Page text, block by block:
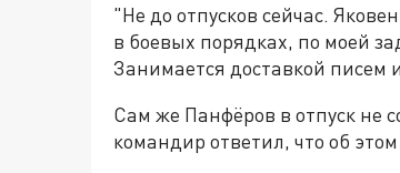
"Не до отпусков сейчас.
в боевых порядках, по моей
Занимается доставкой писем
Сам же Панфёров в отпуск не
командир ответил, что об